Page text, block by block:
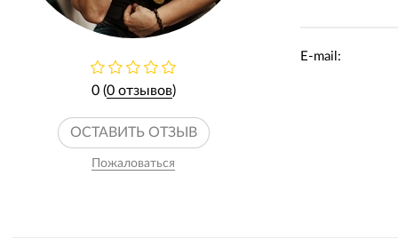
0 (0 отзывов)
ОСТАВИТЬ ОТЗЫВ
Пожаловаться
E-mail: